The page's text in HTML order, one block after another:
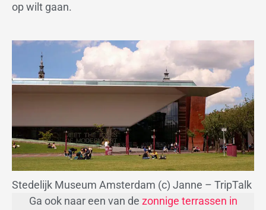
op wilt gaan.
Stedelijk Museum Amsterdam (c) Janne – TripTalk
Ga ook naar een van de zonnige terrassen in